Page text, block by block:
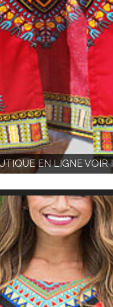
EN LIGNE VOIR